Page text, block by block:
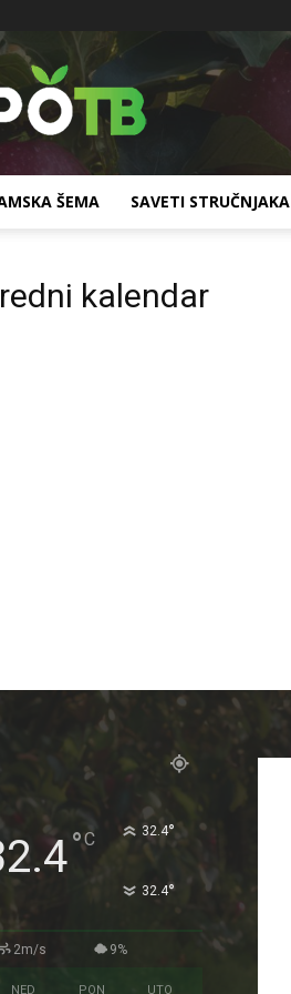
ŠEMA SAVETI STRUČNJAKA
kalendar
°C 32.4°
32.4°
2m/s 9%
NED PON UTO